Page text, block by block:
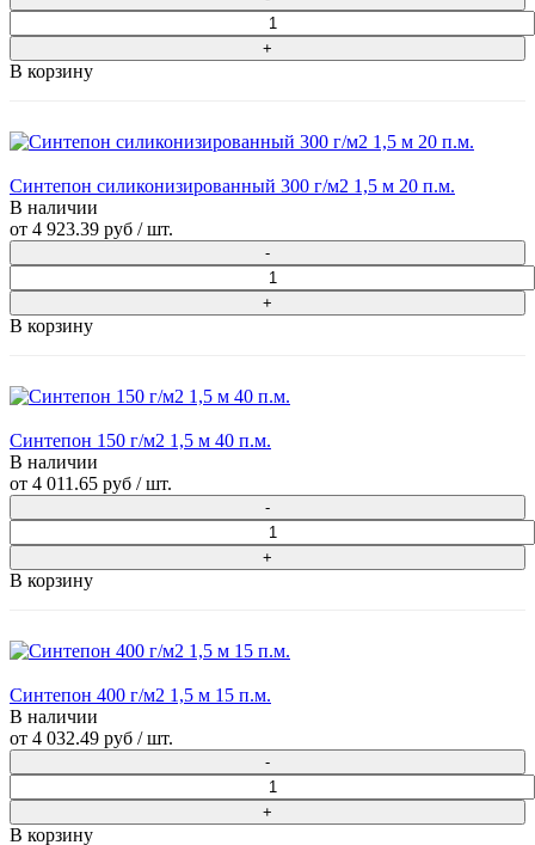
В корзину
Синтепон силиконизированный 300 г/м2 1,5 м 20 п.м.
В наличии
от 4 923.39 руб / шт.
В корзину
Синтепон 150 г/м2 1,5 м 40 п.м.
В наличии
от 4 011.65 руб / шт.
В корзину
Синтепон 400 г/м2 1,5 м 15 п.м.
В наличии
от 4 032.49 руб / шт.
В корзину